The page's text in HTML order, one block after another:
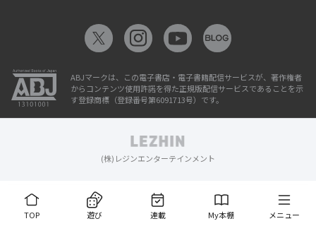
TOP 遊び 連載 My本棚 メニュー
ABJマークは、この電子書店・電子書籍配信サービスが、著作権者
からコンテンツ使用許諾を得た正規版配信サービスであることを示
す登録商標（登録番号第6091713号）です。
(株)レジンエンターテインメント